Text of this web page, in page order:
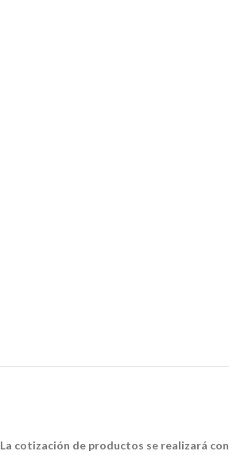
La cotización de productos se realizará con